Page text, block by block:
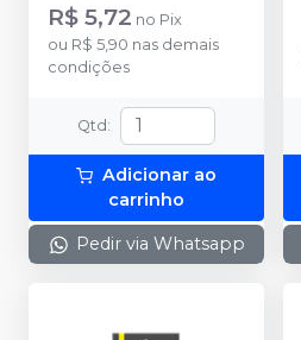
R$ 5,72 no Pix
ou R$ 5,90 nas demais
condições
Qtd :
Adicionar ao
carrinho
Pedir via Whatsapp